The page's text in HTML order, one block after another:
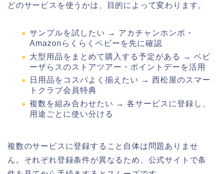
どのサービスを使うかは、目的によって変わります。
サンプルを試したい → アカチャンホンポ・
Amazonらくらくベビーを先に確認
大型用品をまとめて購入する予定がある → ベビ
ーザらスのストアツアー・ポイントデーを活用
日用品をコスパよく揃えたい → 西松屋のスマー
トクラブ会員特典
複数を組み合わせたい → 各サービスに登録し、
用途ごとに使い分ける
複数のサービスに登録すること自体は問題ありませ
ん。それぞれ登録条件が異なるため、公式サイトで条